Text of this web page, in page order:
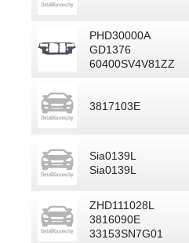
PHD30000A
GD1376
60400SV4V81ZZ
3817103E
Sia0139L
Sia0139L
ZHD111028L
3816090E
33153SN7G01